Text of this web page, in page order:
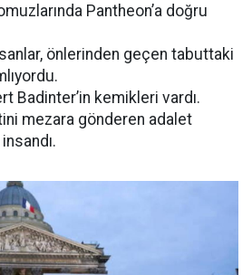
Pantheon’a doğru
önlerinden geçen tabuttaki
Badinter’in kemikleri vardı.
mezara gönderen adalet